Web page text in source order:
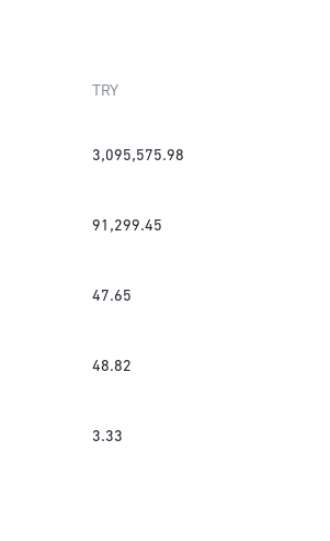
TRY
3,095,575.98
91,299.45
47.65
48.82
3.33